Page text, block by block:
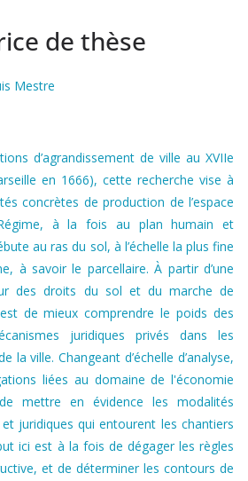
de thèse
Mestre
d’agrandissement de ville au XVIIe
en 1666), cette recherche vise à
concrètes de production de l’espace
à la fois au plan humain et
au ras du sol, à l’échelle la plus fine
à savoir le parcellaire. À partir d’une
des droits du sol et du marche de
est de mieux comprendre le poids des
juridiques privés dans les
la ville. Changeant d’échelle d’analyse,
liées au domaine de l'économie
mettre en évidence les modalités
juridiques qui entourent les chantiers
ici est à la fois de dégager les règles
et de déterminer les contours de